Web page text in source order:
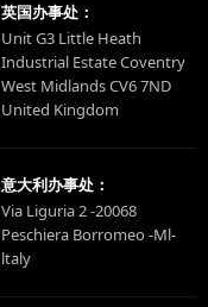
英国办事处：
Unit G3 Little Heath
Industrial Estate Coventry
West Midlands CV6 7ND
United Kingdom
意大利办事处：
Via Liguria 2 -20068
Peschiera Borromeo -Ml-
ltaly